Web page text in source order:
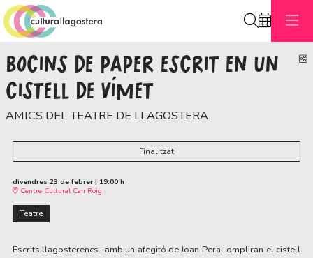
BOCINS DE PAPER ESCRIT EN UN
CISTELL DE VÍMET
AMICS DEL TEATRE DE LLAGOSTERA
Finalitzat
divendres 23 de febrer | 19:00 h
Centre Cultural Can Roig
Teatre
Escrits llagosterencs -amb un afegitó de Joan Pera- ompliran el cistell